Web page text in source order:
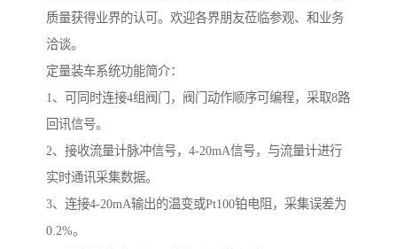
质量获得业界的认可。欢迎各界朋友莅临参观、和业务
洽谈。
定量装车系统功能简介：
1、可同时连接4组阀门，阀门动作顺序可编程，采取8路
回讯信号。
2、接收流量计脉冲信号，4-20mA信号，与流量计进行
实时通讯采集数据。
3、连接4-20mA输出的温变或Pt100铂电阻，采集误差为
0.2%。